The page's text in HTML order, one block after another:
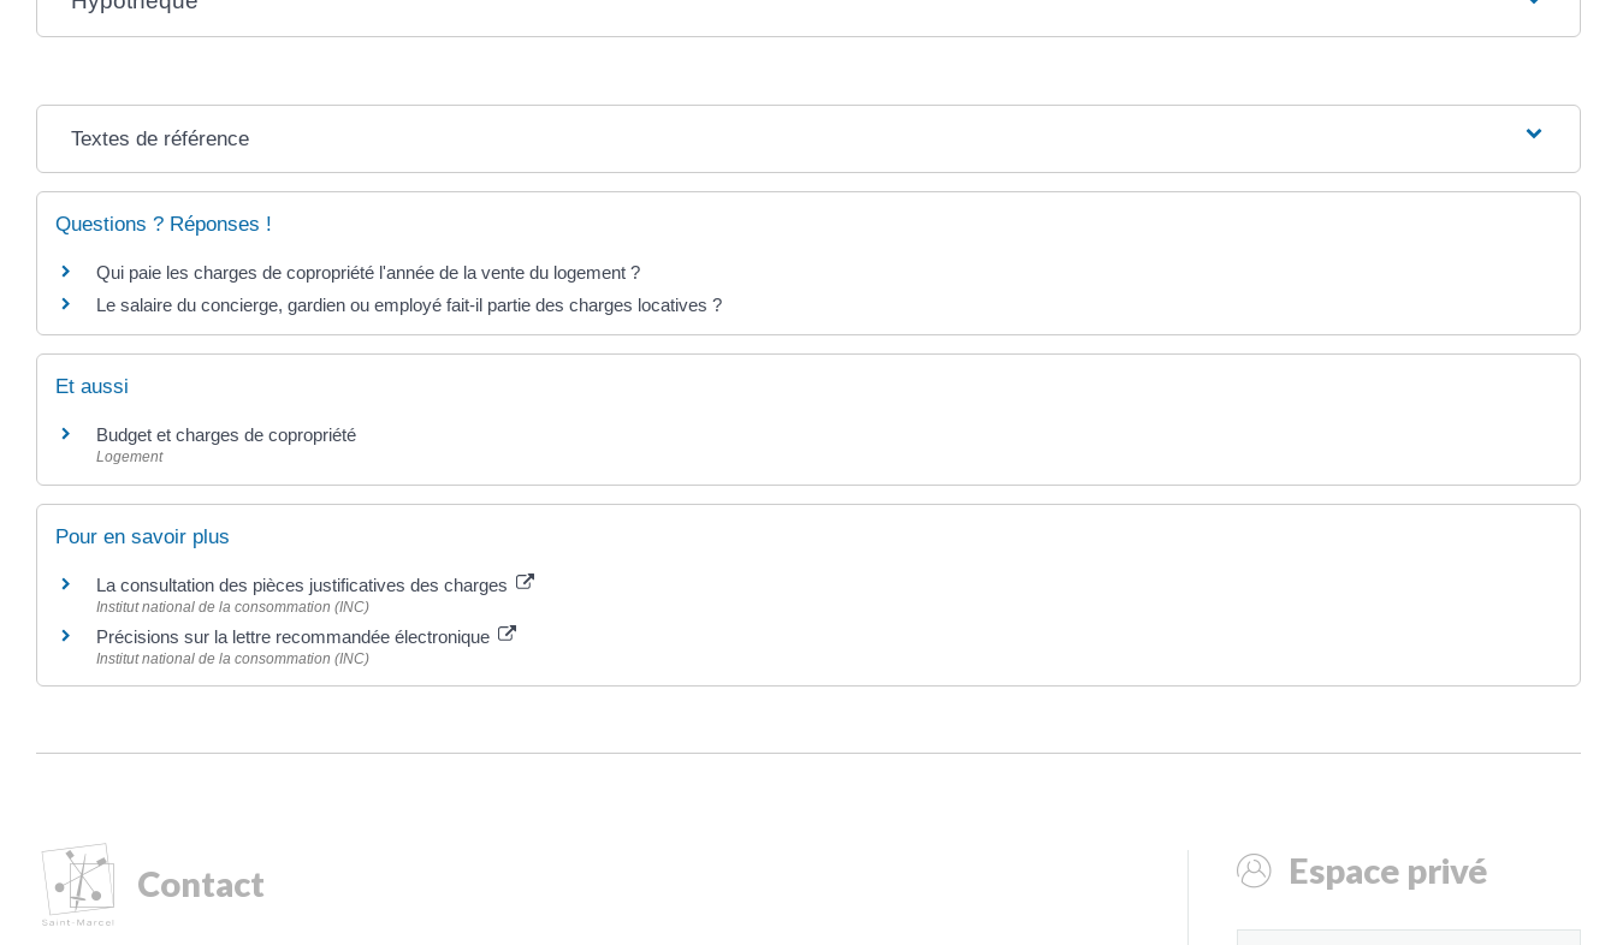
Textes de référence
Questions ? Réponses !
Qui paie les charges de copropriété l'année de la vente du logement ?
Le salaire du concierge, gardien ou employé fait-il partie des charges locatives ?
Et aussi
Budget et charges de copropriété
Logement
Pour en savoir plus
La consultation des pièces justificatives des charges
Institut national de la consommation (INC)
Précisions sur la lettre recommandée électronique
Institut national de la consommation (INC)
Contact Espace privé